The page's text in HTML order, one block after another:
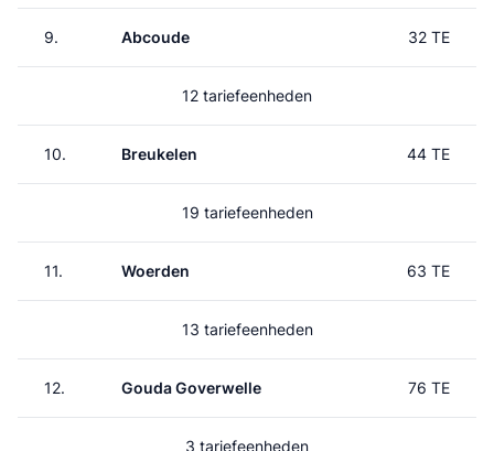
9. Abcoude 32 TE
12 tariefeenheden
10. Breukelen 44 TE
19 tariefeenheden
11. Woerden 63 TE
13 tariefeenheden
12. Gouda Goverwelle 76 TE
3 tariefeenheden